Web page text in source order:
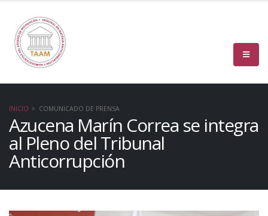
INICIO COMUNICADO DE PRENSA
Azucena Marín Correa se integra
al Pleno del Tribunal
Anticorrupción